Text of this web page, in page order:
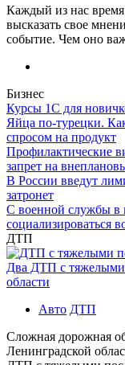
Каждый из нас
высказать свое
событие. Чем оно
Бизнес
Курсы 1С для
Яйца по-турецки.
спросом на продукт
Профилактические
запрет на
В России введут
затронет
С военной службы в
социализироваться
ДТП
Два ДТП с тяжелыми
области
Авто ДТП
Сложная дорожная
Ленинградской